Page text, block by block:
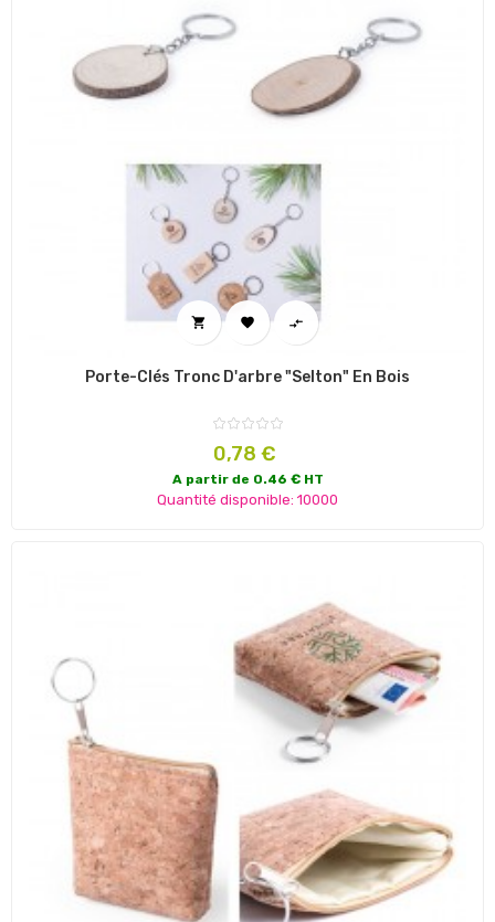
  
Porte-Clés Tronc D'arbre "Selton" En Bois
Prix
0,78 €
A partir de 0.46 € HT
Quantité disponible: 10000